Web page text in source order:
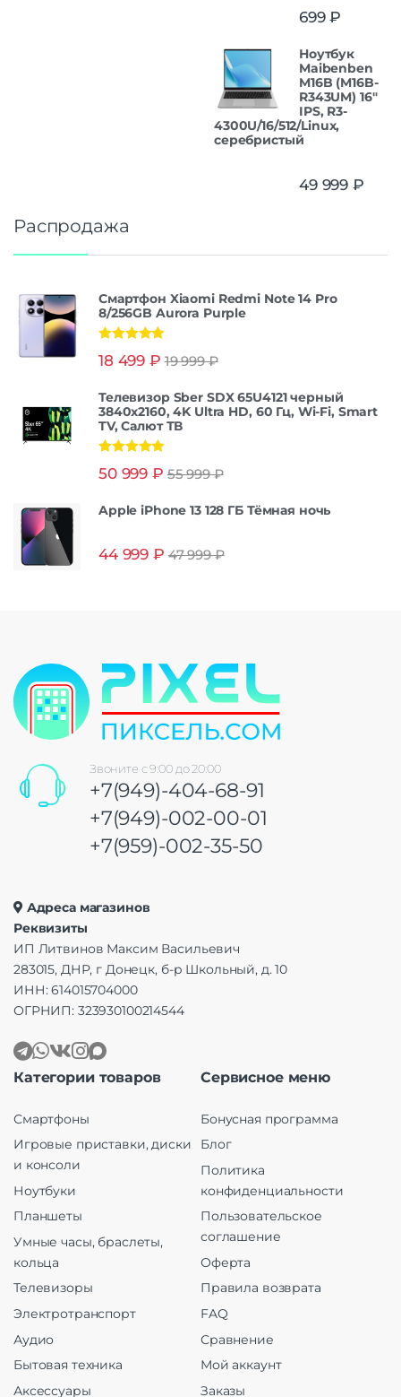
699₽
Ноутбук
Maibenben
M16B (M16B-
R343UM) 16"
IPS, R3-
4300U/16/512/Linux,
серебристый
49 999 ₽
Распродажа
Смартфон Xiaomi Redmi Note 14 Pro
8/256GB Aurora Purple
из 5
18 499 ₽ 19 999₽
Телевизор Sber SDX 65U4121 черный
3840x2160, 4K Ultra HD, 60 Гц, Wi-Fi, Smart
TV, Салют ТВ
из 5
50 999 ₽ 55 999₽
Apple iPhone 13 128 ГБ Тёмная ночь
44 999 ₽ 47 999₽
Звоните с 9:00 до 20:00
+7(949)-404-68-91
+7(949)-002-00-01
+7(959)-002-35-50
Адреса магазинов
Реквизиты
ИП Литвинов Максим Васильевич
283015, ДНР, г Донецк, б-р Школьный, д. 10
ИНН: 614015704000
ОГРНИП: 323930100214544
Категории товаров
Смартфоны
Игровые приставки, диски
и консоли
Ноутбуки
Планшеты
Умные часы, браслеты,
кольца
Телевизоры
Электротранспорт
Аудио
Бытовая техника
Аксессуары
Сервисное меню
Бонусная программа
Блог
Политика
конфиденциальности
Пользовательское
соглашение
Оферта
Правила возврата
FAQ
Сравнение
Мой аккаунт
Заказы